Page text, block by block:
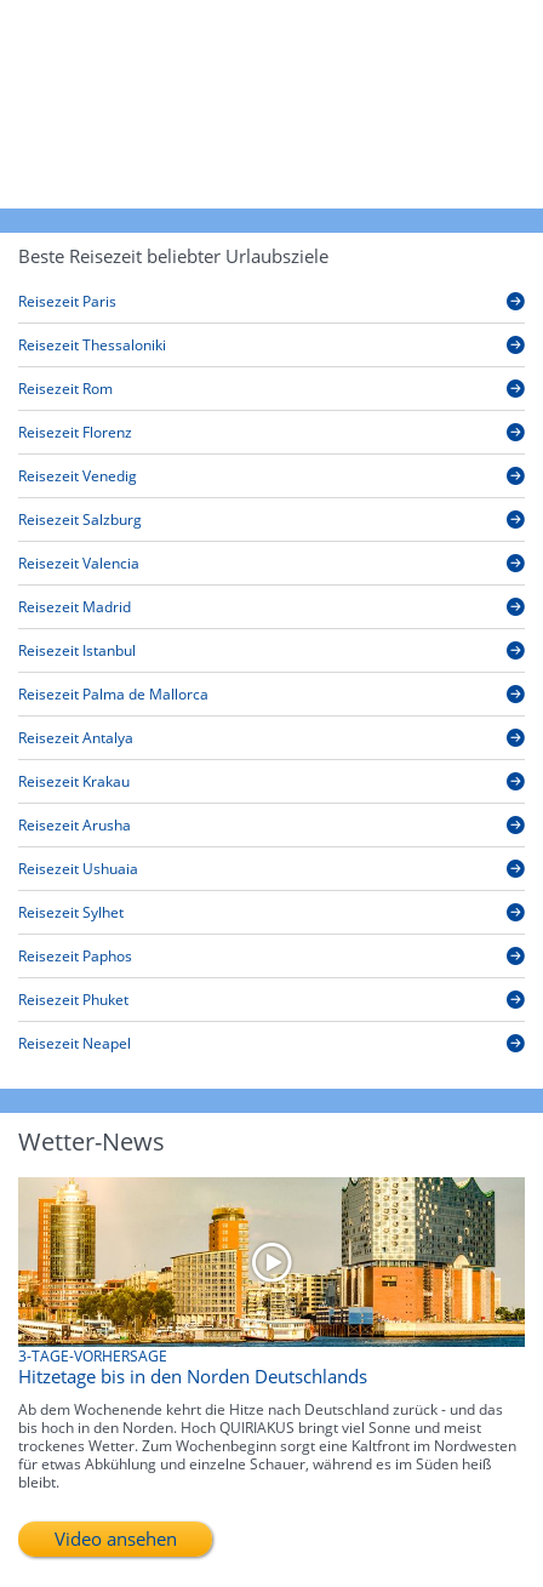
Beste Reisezeit beliebter Urlaubsziele
Reisezeit Paris
Reisezeit Thessaloniki
Reisezeit Rom
Reisezeit Florenz
Reisezeit Venedig
Reisezeit Salzburg
Reisezeit Valencia
Reisezeit Madrid
Reisezeit Istanbul
Reisezeit Palma de Mallorca
Reisezeit Antalya
Reisezeit Krakau
Reisezeit Arusha
Reisezeit Ushuaia
Reisezeit Sylhet
Reisezeit Paphos
Reisezeit Phuket
Reisezeit Neapel
Wetter-News
3-TAGE-VORHERSAGE
Hitzetage bis in den Norden Deutschlands
Ab dem Wochenende kehrt die Hitze nach Deutschland zurück - und das
bis hoch in den Norden. Hoch QUIRIAKUS bringt viel Sonne und meist
trockenes Wetter. Zum Wochenbeginn sorgt eine Kaltfront im Nordwesten
für etwas Abkühlung und einzelne Schauer, während es im Süden heiß
bleibt.
Video ansehen